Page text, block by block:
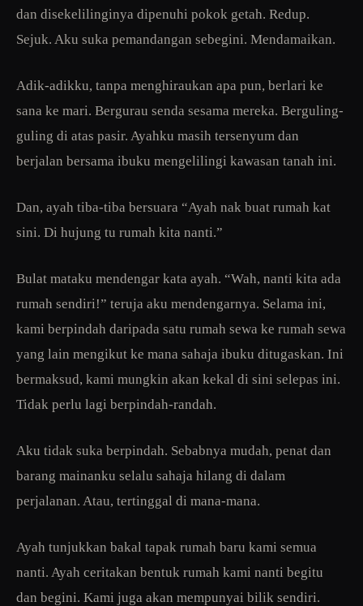
dan disekelilinginya dipenuhi pokok getah. Redup.
Sejuk. Aku suka pemandangan sebegini. Mendamaikan.
Adik-adikku, tanpa menghiraukan apa pun, berlari ke
sana ke mari. Bergurau senda sesama mereka. Berguling-
guling di atas pasir. Ayahku masih tersenyum dan
berjalan bersama ibuku mengelilingi kawasan tanah ini.
Dan, ayah tiba-tiba bersuara “Ayah nak buat rumah kat
sini. Di hujung tu rumah kita nanti.”
Bulat mataku mendengar kata ayah. “Wah, nanti kita ada
rumah sendiri!” teruja aku mendengarnya. Selama ini,
kami berpindah daripada satu rumah sewa ke rumah sewa
yang lain mengikut ke mana sahaja ibuku ditugaskan. Ini
bermaksud, kami mungkin akan kekal di sini selepas ini.
Tidak perlu lagi berpindah-randah.
Aku tidak suka berpindah. Sebabnya mudah, penat dan
barang mainanku selalu sahaja hilang di dalam
perjalanan. Atau, tertinggal di mana-mana.
Ayah tunjukkan bakal tapak rumah baru kami semua
nanti. Ayah ceritakan bentuk rumah kami nanti begitu
dan begini. Kami juga akan mempunyai bilik sendiri.